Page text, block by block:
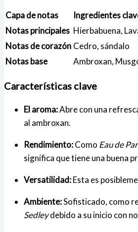
Capa de notas
Ingredientes
Notas principales Hierbabuena,
Notas de corazón Cedro, sándalo
Notas base
Ambroxan,
Características clave
El aroma:Abre con una
al ambroxan.
Rendimiento:Como Eau de
significa que tiene una buena
Versatilidad:Esta es
Ambiente:Sofisticado, como
Sedleydebido a su inicio con